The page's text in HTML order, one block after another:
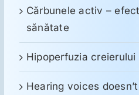
Cărbunele activ –
sănătate
Hipoperfuzia
Hearing voices